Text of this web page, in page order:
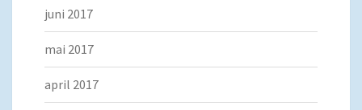
juni 2017
mai 2017
april 2017